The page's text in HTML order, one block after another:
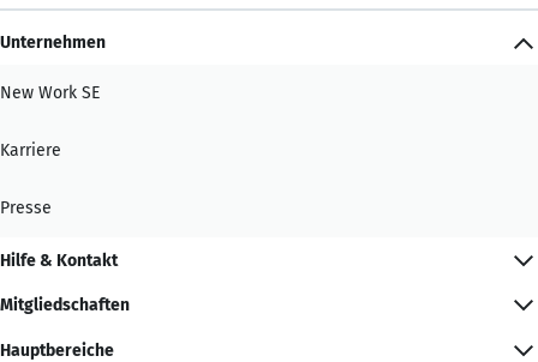
Unternehmen
New Work SE
Karriere
Presse
Hilfe & Kontakt
Mitgliedschaften
Hauptbereiche